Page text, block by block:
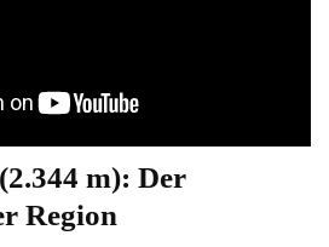
m): Der
Region